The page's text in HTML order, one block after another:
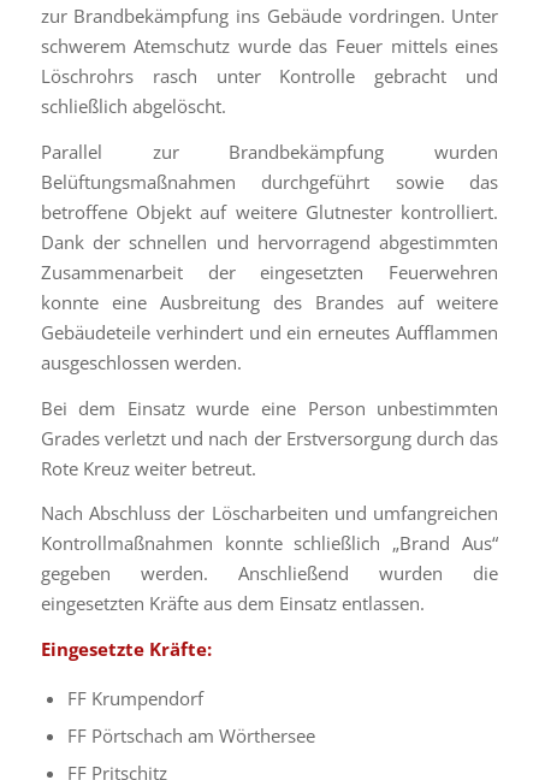
zur Brandbekämpfung ins Gebäude vordringen. Unter
schwerem Atemschutz wurde das Feuer mittels eines
Löschrohrs rasch unter Kontrolle gebracht und
schließlich abgelöscht.
Parallel zur Brandbekämpfung wurden
Belüftungsmaßnahmen durchgeführt sowie das
betroffene Objekt auf weitere Glutnester kontrolliert.
Dank der schnellen und hervorragend abgestimmten
Zusammenarbeit der eingesetzten Feuerwehren
konnte eine Ausbreitung des Brandes auf weitere
Gebäudeteile verhindert und ein erneutes Aufflammen
ausgeschlossen werden.
Bei dem Einsatz wurde eine Person unbestimmten
Grades verletzt und nach der Erstversorgung durch das
Rote Kreuz weiter betreut.
Nach Abschluss der Löscharbeiten und umfangreichen
Kontrollmaßnahmen konnte schließlich „Brand Aus“
gegeben werden. Anschließend wurden die
eingesetzten Kräfte aus dem Einsatz entlassen.
Eingesetzte Kräfte:
FF Krumpendorf
FF Pörtschach am Wörthersee
FF Pritschitz